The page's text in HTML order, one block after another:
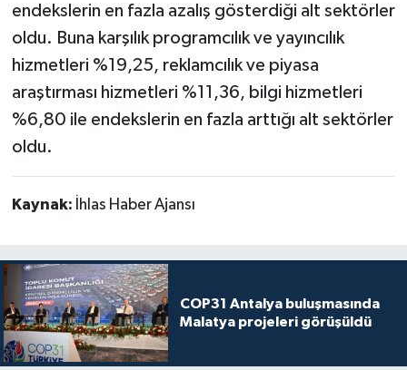
endekslerin en fazla azalış gösterdiği alt sektörler
oldu. Buna karşılık programcılık ve yayıncılık
hizmetleri %19,25, reklamcılık ve piyasa
araştırması hizmetleri %11,36, bilgi hizmetleri
%6,80 ile endekslerin en fazla arttığı alt sektörler
oldu.
Kaynak: İhlas Haber Ajansı
COP31 Antalya buluşmasında
Malatya projeleri görüşüldü